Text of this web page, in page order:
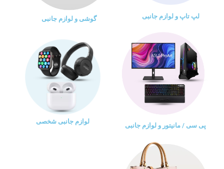
لپ تاپ و لوازم جانبی گوشی و لوازم جانبی
پی سی / مانیتور و لوازم جانبی
لوازم جانبی شخصی